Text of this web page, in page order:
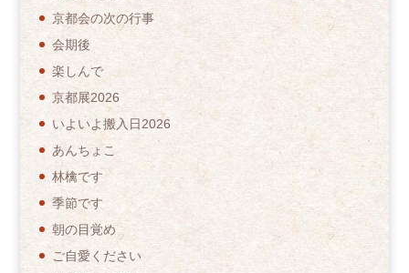
京都会の次の行事
会期後
楽しんで
京都展2026
いよいよ搬入日2026
あんちょこ
林檎です
季節です
朝の目覚め
ご自愛ください